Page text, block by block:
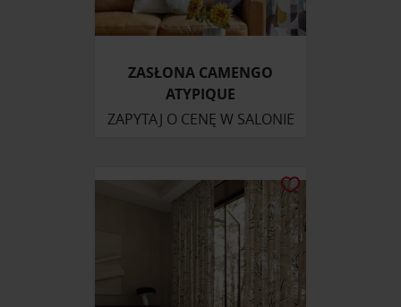
ZASŁONA CAMENGO
ATYPIQUE
ZAPYTAJ O CENĘ W SALONIE